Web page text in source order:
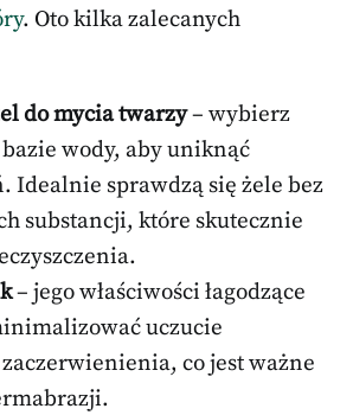
. Oto kilka zalecanych
do mycia twarzy– wybierz
wody, aby uniknąć
Idealnie sprawdzą się żele bez
substancji, które skutecznie
– jego właściwości łagodzące
uczucie
co jest ważne